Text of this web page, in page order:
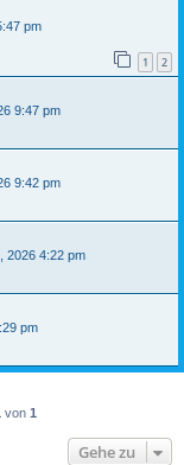
pm
1 2
9:47 pm
9:42 pm
2026 4:22 pm
pm
von 1
Gehe zu